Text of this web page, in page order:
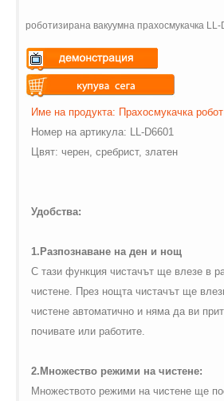
роботизирана вакуумна прахосмукачка LL-
Warning
$vii_demo_video_text in
/web/m.liectroux-
global.com/includes/templates/
on line
Warning
: Undefined variable
$vii_buy_now_text in
/web/m.liectroux-
Име на продукта: Прахосмукачка робот
Номер на артикула: LL-D6601
Цвят: черен, сребрист, златен
Удобства:
1.Разпознаване на ден и нощ
С тази функция чистачът ще влезе в
чистене. През нощта чистачът ще
чистене автоматично и няма да ви
почивате или работите.
2.Множество режими на чистене:
Множеството режими на чистене ще